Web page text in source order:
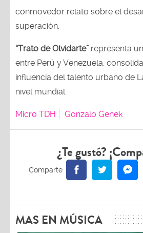
conmovedor relato sobre el
superación.
“Trato de Olvidarte” representa
entre Perú y Venezuela,
influencia del talento urbano de
nivel mundial.
Micro TDH Gonzalo Genek
¿Te gustó?
MAS EN MÚSICA